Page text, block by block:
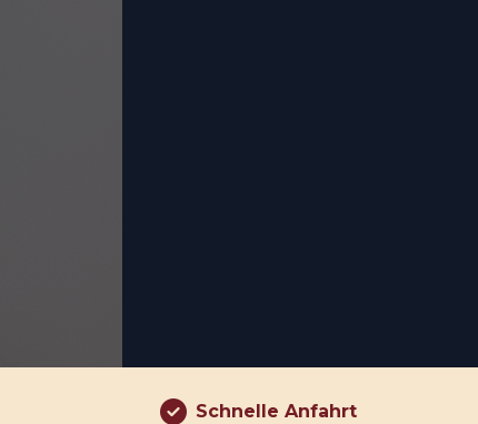
Schnelle Anfahrt